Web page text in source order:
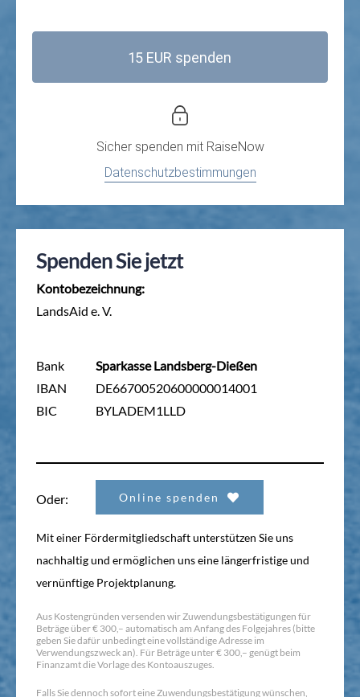
15 EUR spenden
Sicher spenden mit RaiseNow
Datenschutzbestimmungen
Spenden Sie jetzt
Kontobezeichnung:
LandsAid e. V.
Bank
IBAN
BIC
Sparkasse Landsberg-Dießen
DE66700520600000014001
BYLADEM1LLD
Oder: Online spenden
Mit einer Fördermitgliedschaft unterstützen Sie uns
nachhaltig und ermöglichen uns eine längerfristige und
vernünftige Projektplanung.
Aus Kostengründen versenden wir Zuwendungsbestätigungen für
Beträge über € 300,– automatisch am Anfang des Folgejahres (bitte
geben Sie dafür unbedingt eine vollständige Adresse im
Verwendungszweck an). Für Beträge unter € 300,– genügt beim
Finanzamt die Vorlage des Kontoauszuges.
Falls Sie dennoch sofort eine Zuwendungsbestätigung wünschen,